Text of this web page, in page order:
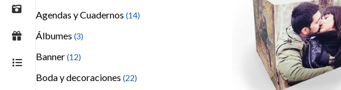
Agendas y Cuadernos (14)
Álbumes (3)
Banner(12)
Boda y decoraciones (22)